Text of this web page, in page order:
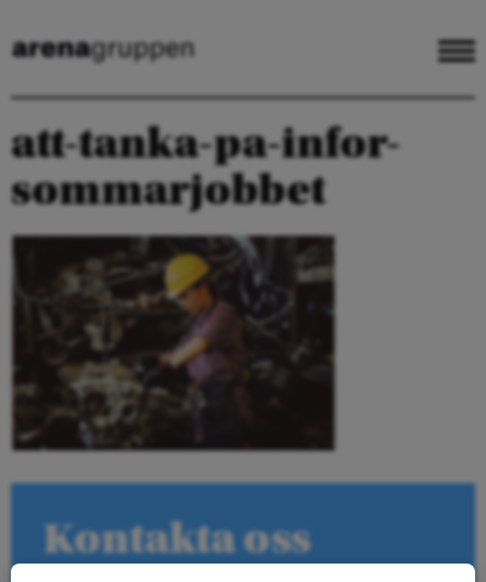
att-tanka-pa-infor-
sommarjobbet
Kontakta oss